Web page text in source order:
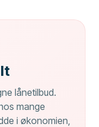
lånetilbud.
mange
i økonomien,